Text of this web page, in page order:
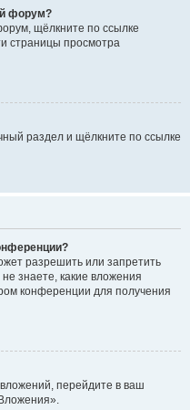
форум?
щёлкните по ссылке
страницы просмотра
раздел и щёлкните по ссылке
разрешить или запретить
знаете, какие вложения
конференции для получения
перейдите в ваш